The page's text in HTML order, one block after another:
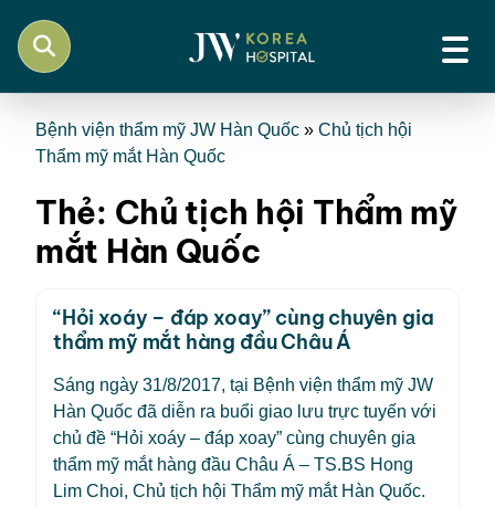
Bệnh viện thẩm mỹ JW Hàn Quốc » Chủ tịch hội
Thẩm mỹ mắt Hàn Quốc
Thẻ: Chủ tịch hội Thẩm mỹ
mắt Hàn Quốc
“Hỏi xoáy – đáp xoay” cùng chuyên gia
thẩm mỹ mắt hàng đầu Châu Á
Sáng ngày 31/8/2017, tại Bệnh viện thẩm mỹ JW
Hàn Quốc đã diễn ra buổi giao lưu trực tuyến với
chủ đề “Hỏi xoáy – đáp xoay” cùng chuyên gia
thẩm mỹ mắt hàng đầu Châu Á – TS.BS Hong
Lim Choi, Chủ tịch hội Thẩm mỹ mắt Hàn Quốc.